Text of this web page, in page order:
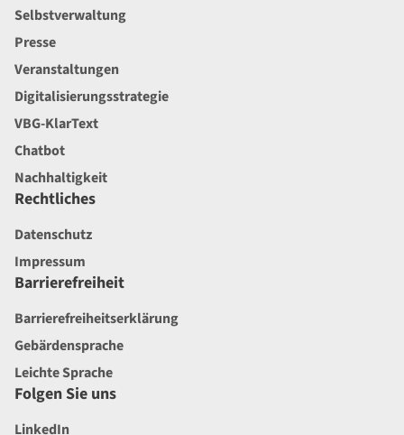
Selbstverwaltung
Presse
Veranstaltungen
Digitalisierungsstrategie
VBG-KlarText
Chatbot
Nachhaltigkeit
Rechtliches
Datenschutz
Impressum
Barrierefreiheit
Barrierefreiheitserklärung
Gebärdensprache
Leichte Sprache
Folgen Sie uns
LinkedIn